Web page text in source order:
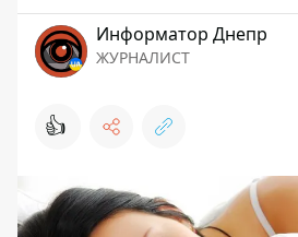
Информатор Днепр
ЖУРНАЛИСТ
👍